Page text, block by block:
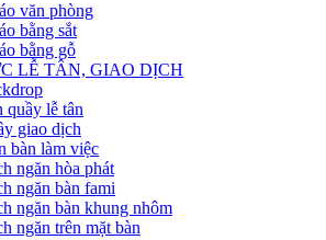
văn phòng
bằng sắt
bằng gỗ
LỄ TÂN, GIAO DỊCH
quầy lễ tân
giao dịch
bàn làm việc
ngăn hòa phát
ngăn bàn fami
ngăn bàn khung nhôm
ngăn trên mặt bàn